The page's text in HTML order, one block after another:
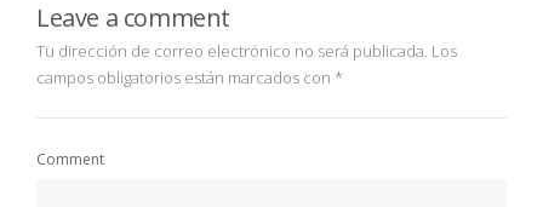
Leave a comment
Tu dirección de correo electrónico no será publicada. Los
campos obligatorios están marcados con *
Comment